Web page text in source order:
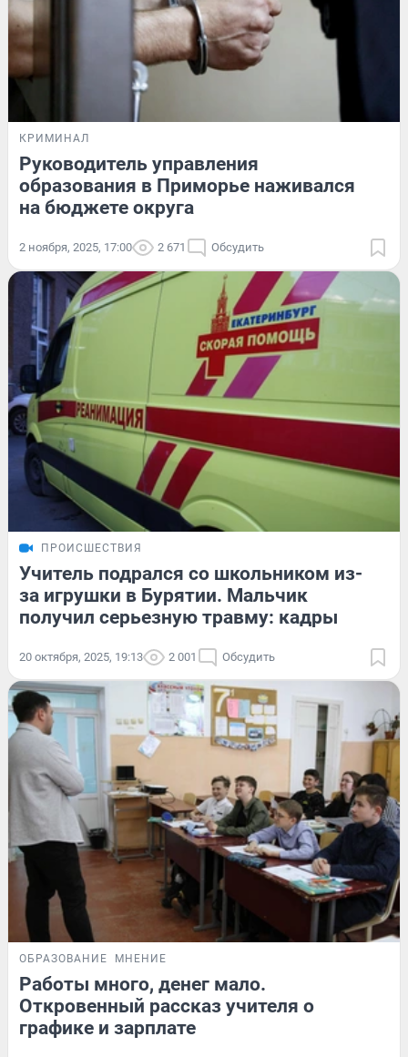
КРИМИНАЛ
Руководитель управления
образования в Приморье наживался
на бюджете округа
2 ноября, 2025, 17:00 2 671 Обсудить
ПРОИСШЕСТВИЯ
Учитель подрался со школьником из-
за игрушки в Бурятии. Мальчик
получил серьезную травму: кадры
20 октября, 2025, 19:13 2 001 Обсудить
ОБРАЗОВАНИЕ МНЕНИЕ
Работы много, денег мало.
Откровенный рассказ учителя о
графике и зарплате